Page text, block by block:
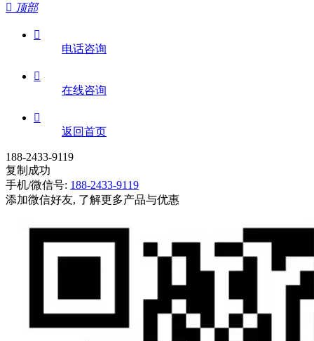
 顶部

电话咨询

在线咨询

返回首页
188-2433-9119
复制成功
手机/微信号: 188-2433-9119
添加微信好友, 了解更多产品与优惠